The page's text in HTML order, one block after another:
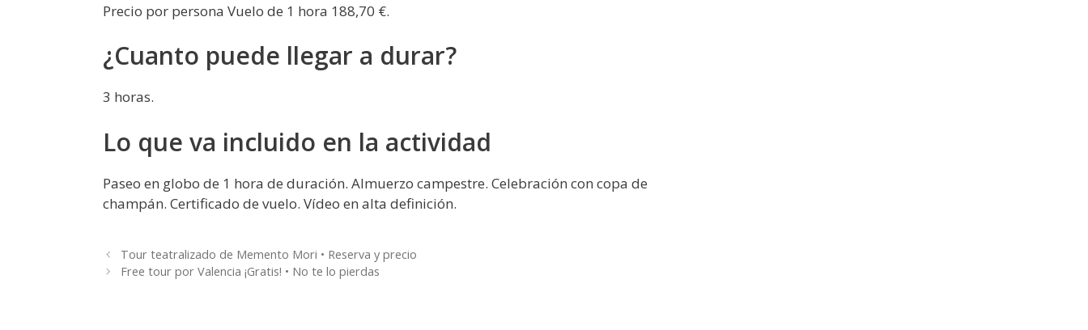
Precio por persona Vuelo de 1 hora 188,70 €.
¿Cuanto puede llegar a durar?
3 horas.
Lo que va incluido en la actividad
Paseo en globo de 1 hora de duración. Almuerzo campestre. Celebración con copa de
champán. Certificado de vuelo. Vídeo en alta definición.
Tour teatralizado de Memento Mori • Reserva y precio
Free tour por Valencia ¡Gratis! • No te lo pierdas